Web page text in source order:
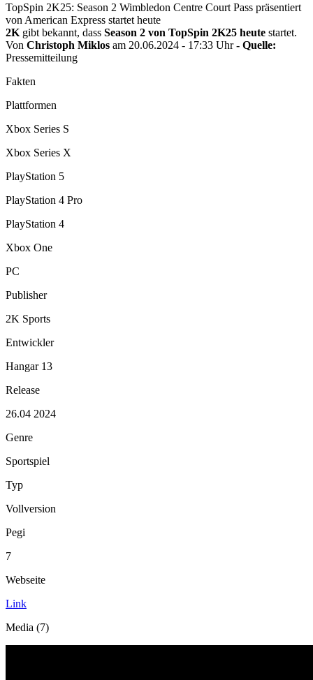
TopSpin 2K25: Season 2 Wimbledon Centre Court Pass präsentiert
von American Express startet heute
2K gibt bekannt, dass Season 2 von TopSpin 2K25 heute startet.
Von Christoph Miklos am 20.06.2024 - 17:33 Uhr- Quelle:
Pressemitteilung
Fakten
Plattformen
Xbox Series S
Xbox Series X
PlayStation 5
PlayStation 4 Pro
PlayStation 4
Xbox One
PC
Publisher
2K Sports
Entwickler
Hangar 13
Release
26.04 2024
Genre
Sportspiel
Typ
Vollversion
Pegi
7
Webseite
Link
Media (7)